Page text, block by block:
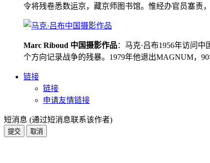
令将残卷悉数运京，藏京师图书馆。惟经办官员塞责
Marc Riboud 中国摄影作品：马克·吕布1956年访问
个方向记录战争的残暴。1979年他退出MAGNUM，
链接
链接
申请友情链接
短消息 (通过短消息联系该作者)